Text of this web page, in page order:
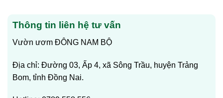
Thông tin liên hệ tư vấn
Vườn ươm ĐÔNG NAM BỘ
Địa chỉ: Đường 03, Ấp 4, xã Sông Trầu, huyện Trảng
Bom, tỉnh Đồng Nai.